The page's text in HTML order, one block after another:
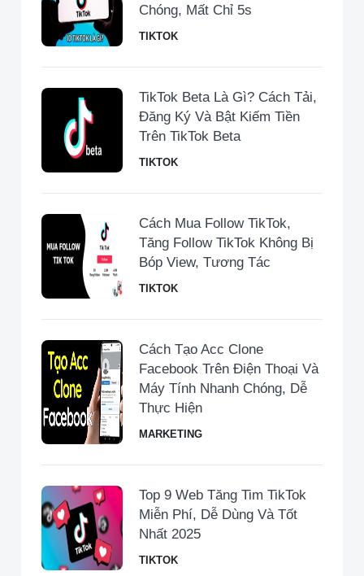
Chóng, Mất Chỉ 5s
TIKTOK
TikTok Beta Là Gì? Cách Tải,
Đăng Ký Và Bật Kiếm Tiền
Trên TikTok Beta
TIKTOK
Cách Mua Follow TikTok,
Tăng Follow TikTok Không Bị
Bóp View, Tương Tác
TIKTOK
Cách Tạo Acc Clone
Facebook Trên Điện Thoại Và
Máy Tính Nhanh Chóng, Dễ
Thực Hiện
MARKETING
Top 9 Web Tăng Tim TikTok
Miễn Phí, Dễ Dùng Và Tốt
Nhất 2025
TIKTOK